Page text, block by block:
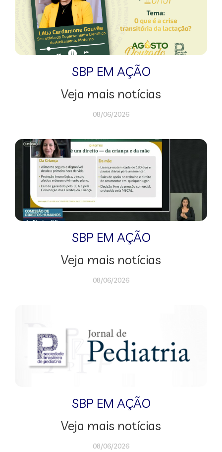
SBP EM AÇÃO
Veja mais notícias
08/06/2026
SBP EM AÇÃO
Veja mais notícias
08/06/2026
SBP EM AÇÃO
Veja mais notícias
08/06/2026